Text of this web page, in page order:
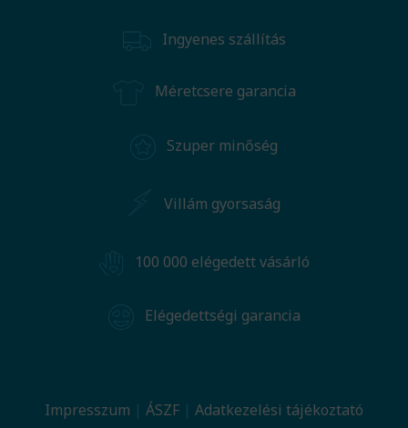
Ingyenes szállítás
Méretcsere garancia
Szuper minőség
Villám gyorsaság
100 000 elégedett vásárló
Elégedettségi garancia
Impresszum ÁSZF Adatkezelési tájékoztató